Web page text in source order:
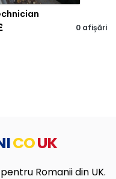
0 afișări
COUK
Romanii din UK.